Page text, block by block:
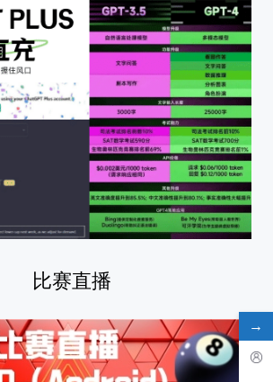
比赛直播
→